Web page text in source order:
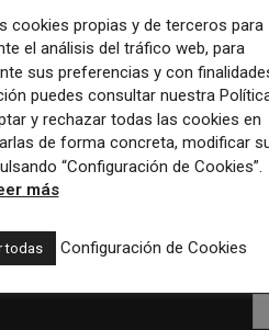
objetivos
y alineación de
interno.
para medir la eficacia
cookies propias y de terceros para
el análisis del tráfico web, para
sus preferencias y con
puedes consultar nuestra
y rechazar todas las cookies en
de forma concreta, modificar
“Configuración de Cookies”.
más
todas Configuración de Cookies